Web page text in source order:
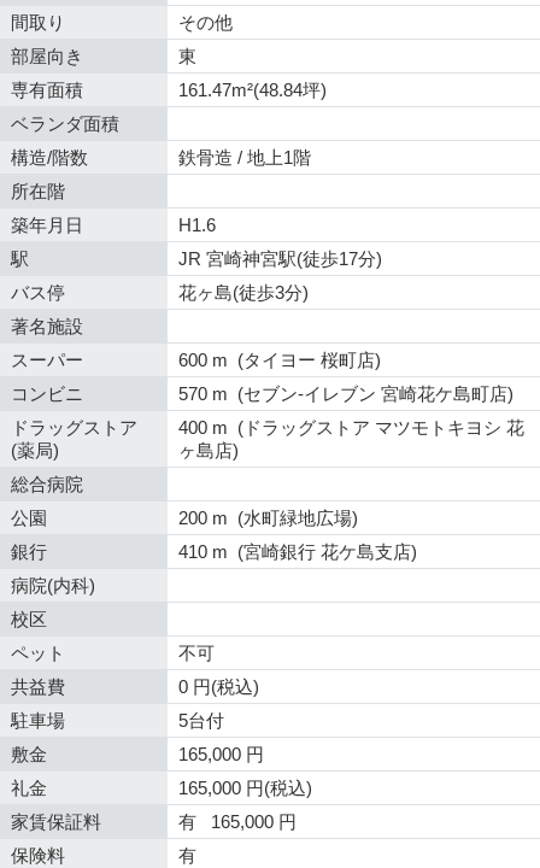
間取り
その他
部屋向き
東
専有面積
161.47m²(48.84坪)
ベランダ面積
構造/階数
鉄骨造 / 地上1階
所在階
築年月日
H1.6
駅
JR 宮崎神宮駅(徒歩17分)
バス停
花ヶ島(徒歩3分)
著名施設
スーパー
600 m (タイヨー 桜町店)
コンビニ
570 m (セブン-イレブン 宮崎花ケ島町店)
ドラッグストア
(薬局)
400 m (ドラッグストア マツモトキヨシ 花
ヶ島店)
総合病院
公園
200 m (水町緑地広場)
銀行
410 m (宮崎銀行 花ケ島支店)
病院(内科)
校区
ペット
不可
共益費
0 円(税込)
駐車場
5台付
敷金
165,000 円
礼金
165,000 円(税込)
家賃保証料
有 165,000 円
保険料
有